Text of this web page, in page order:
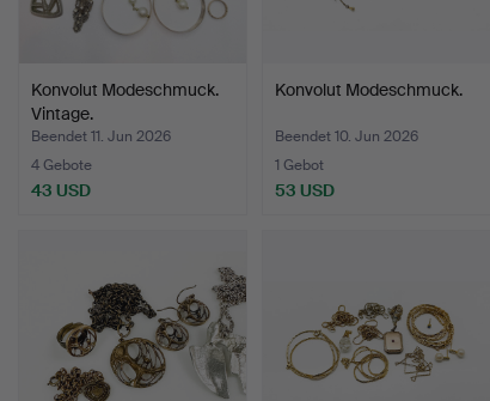
Konvolut Modeschmuck.
Vintage.
Beendet 11. Jun 2026
4 Gebote
43 USD
Konvolut Modeschmuck.
Beendet 10. Jun 2026
1 Gebot
53 USD